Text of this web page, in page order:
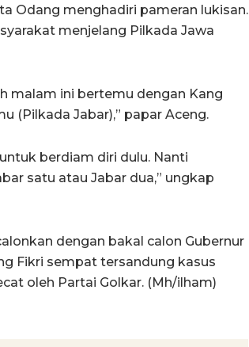
Odang menghadiri pameran lukisan.
menjelang Pilkada Jawa
malam ini bertemu dengan Kang
(Pilkada Jabar),” papar Aceng.
berdiam diri dulu. Nanti
satu atau Jabar dua,” ungkap
dengan bakal calon Gubernur
Fikri sempat tersandung kasus
oleh Partai Golkar. (Mh/ilham)